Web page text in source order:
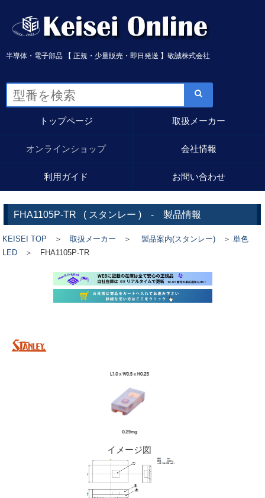
半導体・電子部品 【 正規・少量販売・即日発送 】敬誠株式会社
トップページ 取扱メーカー
オンラインショップ 会社情報
利用ガイド お問い合わせ
FHA1105P-TR ( スタンレー ) - 製品情報
KEISEI TOP ＞取扱メーカー ＞ 製品案内(スタンレー) ＞単色
LED ＞ FHA1105P-TR
イメージ図